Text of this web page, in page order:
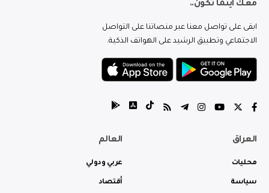
معك اينما تكون..
ابقى على تواصل معنا عبر منصاتنا على التواصل
الاجتماعي وتطبيق الرشيد على الهواتف الذكية.
العراق
محليات
سياسة
العالم
عربي ودولي
أقتصاد